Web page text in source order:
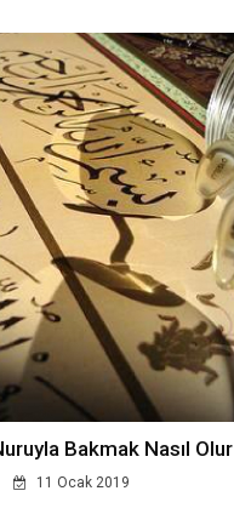
Bakmak Nasıl Olur
11 Ocak 2019